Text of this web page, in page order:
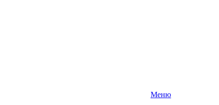
Меню